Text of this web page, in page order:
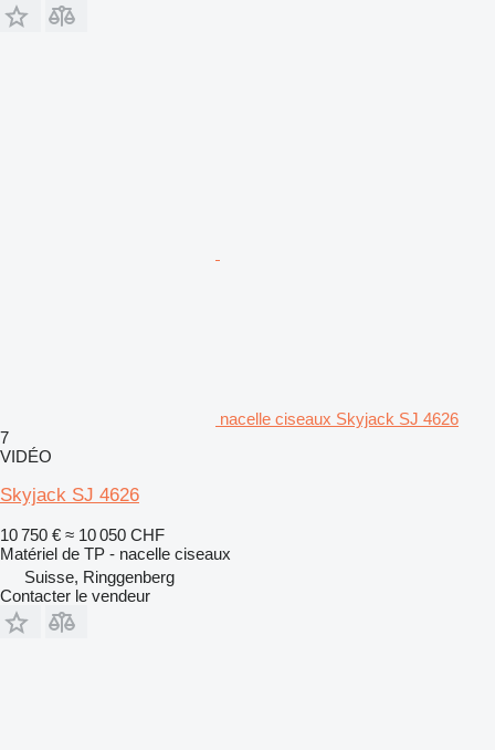
nacelle ciseaux Skyjack SJ 4626
7
VIDÉO
Skyjack SJ 4626
10 750 € ≈ 10 050 CHF
Matériel de TP - nacelle ciseaux
Suisse, Ringgenberg
Contacter le vendeur